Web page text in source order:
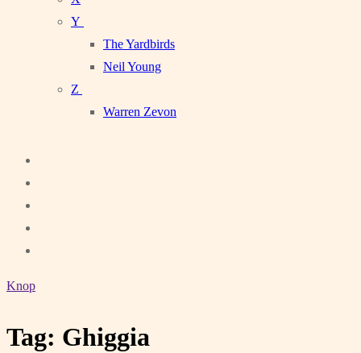
Y
The Yardbirds
Neil Young
Z
Warren Zevon
Knop
Tag: Ghiggia